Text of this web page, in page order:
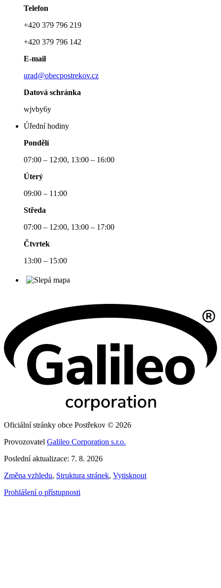
Telefon
+420 379 796 219
+420 379 796 142
E-mail
urad@obecpostrekov.cz
Datová schránka
wjvby6y
Úřední hodiny
Pondělí
07:00 – 12:00, 13:00 – 16:00
Úterý
09:00 – 11:00
Středa
07:00 – 12:00, 13:00 – 17:00
Čtvrtek
13:00 – 15:00
Oficiální stránky obce Postřekov © 2026
Provozovatel Galileo Corporation s.r.o.
Poslední aktualizace: 7. 8. 2026
Změna vzhledu, Struktura stránek, Vytisknout
Prohlášení o přístupnosti